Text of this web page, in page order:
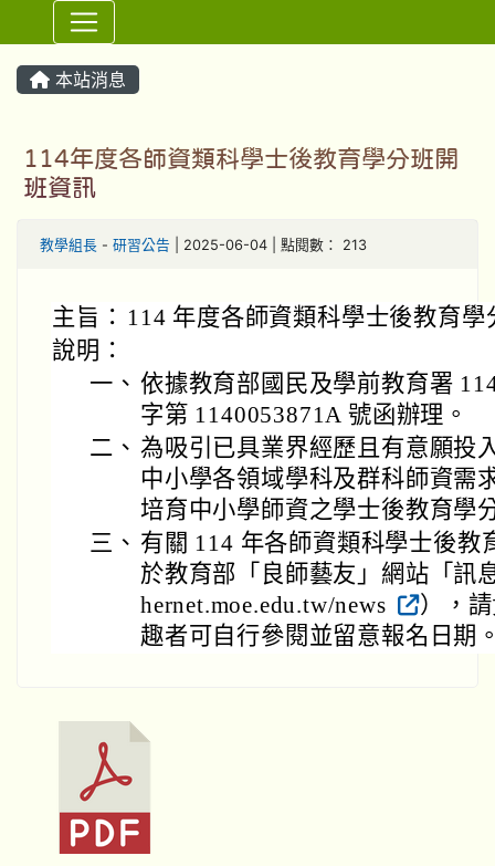
⏸
本站消息
114年度各師資類科學士後教育學分班開
班資訊
教學組長 - 研習公告 | 2025-06-04 | 點閱數： 213
主旨： 114 年度各師資類科學士後教育學
說明：
一、 依據教育部國民及學前教育署
字第 1140053871A 號函辦理。
二、 為吸引已具業界經歷且有意願投
中小學各領域學科及群科師資需
培育中小學師資之學士後教育學
三、 有關 114 年各師資類科學士後教
於教育部「良師藝友」網站「訊
hernet.moe.edu.tw/news
），
趣者可自行參閱並留意報名日期